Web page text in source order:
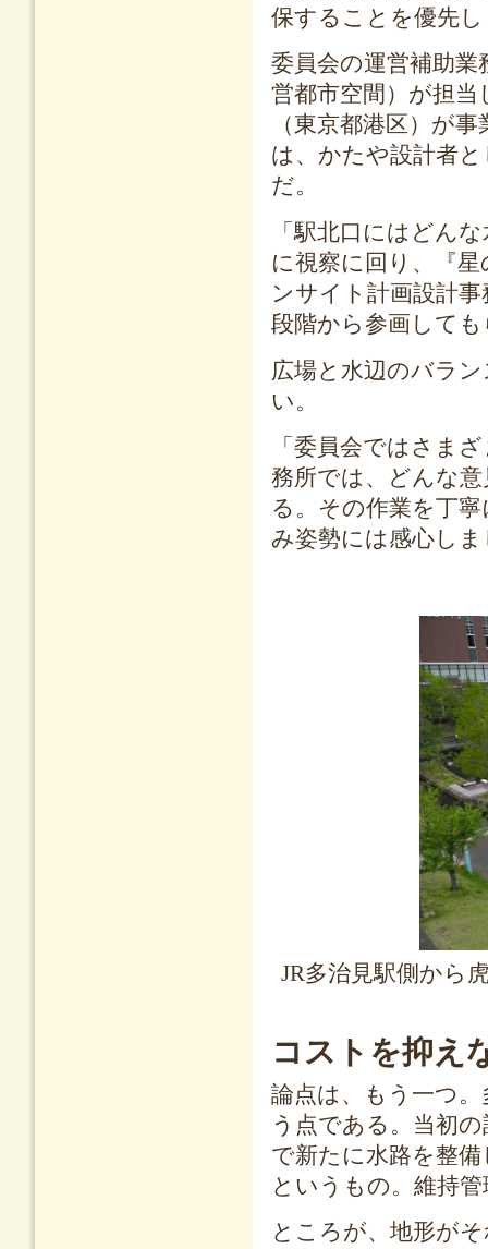
保することを優先
委員会の運営補助
営都市空間）が担
（東京都港区）が
は、かたや設計者
だ。
「駅北口にはどん
に視察に回り、『
ンサイト計画設計
段階から参画して
広場と水辺のバラ
い。
「委員会ではさま
務所では、どんな
る。その作業を丁
み姿勢には感心し
JR多治見駅側から
コストを抑え
論点は、もう一つ
う点である。当初
で新たに水路を整
というもの。維持
ところが、地形が